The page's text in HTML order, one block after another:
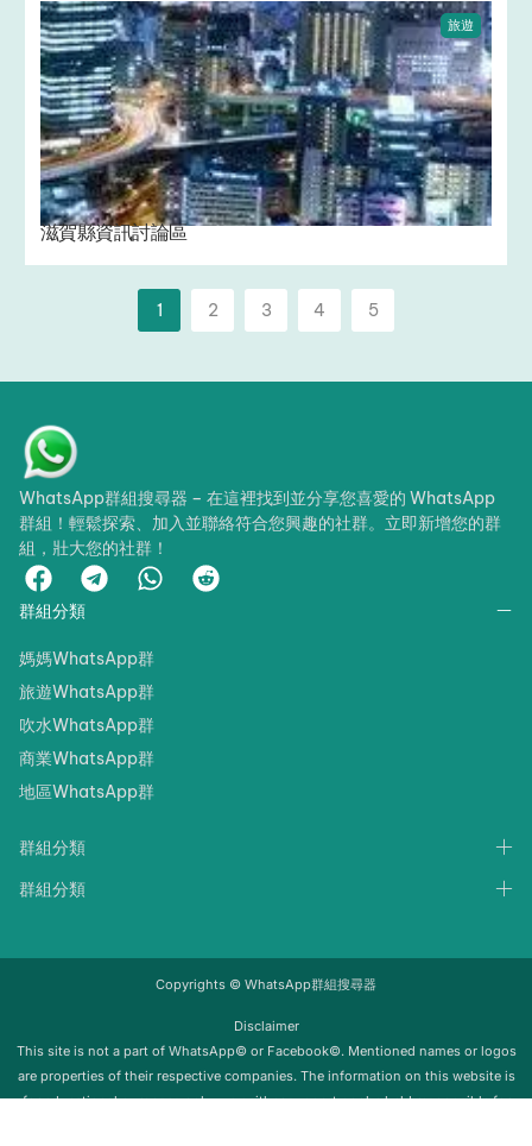
旅遊
滋賀縣資訊討論區
1 2 3 4 5
WhatsApp群組搜尋器 – 在這裡找到並分享您喜愛的 WhatsApp
群組！輕鬆探索、加入並聯絡符合您興趣的社群。立即新增您的群
組，壯大您的社群！
群組分類
媽媽WhatsApp群
旅遊WhatsApp群
吹水WhatsApp群
商業WhatsApp群
地區WhatsApp群
群組分類
群組分類
Copyrights © WhatsApp群組搜尋器
Disclaimer
‍‍This site is not a part of WhatsApp© or Facebook©. Mentioned names or logos
are properties of their respective companies. The information on this website is
for educational purposes only; we neither support nor be held responsible for